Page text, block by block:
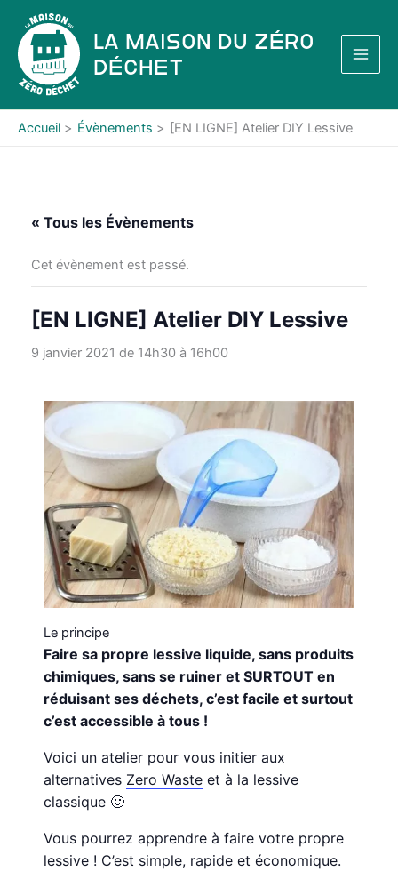
contenu
La Maison du Zéro
Déchet
Accueil Évènements [EN LIGNE] Atelier DIY Lessive
« Tous les Évènements
Cet évènement est passé.
[EN LIGNE] Atelier DIY Lessive
9 janvier 2021 de 14h30à 16h00
Le principe
Faire sa propre lessive liquide, sans produits
chimiques, sans se ruiner et SURTOUT en
réduisant ses déchets, c’est facile et surtout
c’est accessible à tous !
Voici un atelier pour vous initier aux
alternatives Zero Waste et à la lessive
classique 🙂
Vous pourrez apprendre à faire votre propre
lessive ! C’est simple, rapide et économique.